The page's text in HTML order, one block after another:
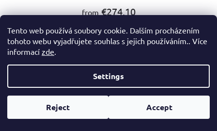
Tento web používá soubory cookie. Dalším procházením
tohoto webu vyjadřujete souhlas s jejich používáním.. Více
informací zde.
Settings
Reject Accept
from€274,10
DETAIL